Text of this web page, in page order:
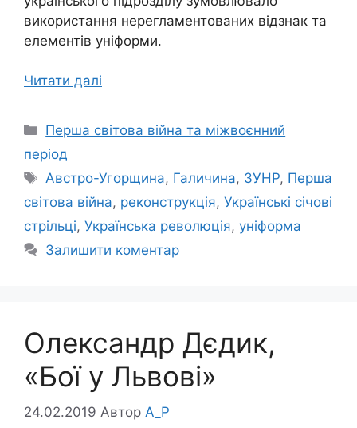
використання нерегламентованих відзнак та
елементів уніформи.
Читати далі
Категорії
Перша світова війна та міжвоєнний
період
Позначки
Австро-Угорщина, Галичина, ЗУНР, Перша
світова війна, реконструкція, Українські січові
стрільці, Українська революція, уніформа
Залишити коментар
Олександр Дєдик,
«Бої у Львові»
24.02.2019 Автор A_P